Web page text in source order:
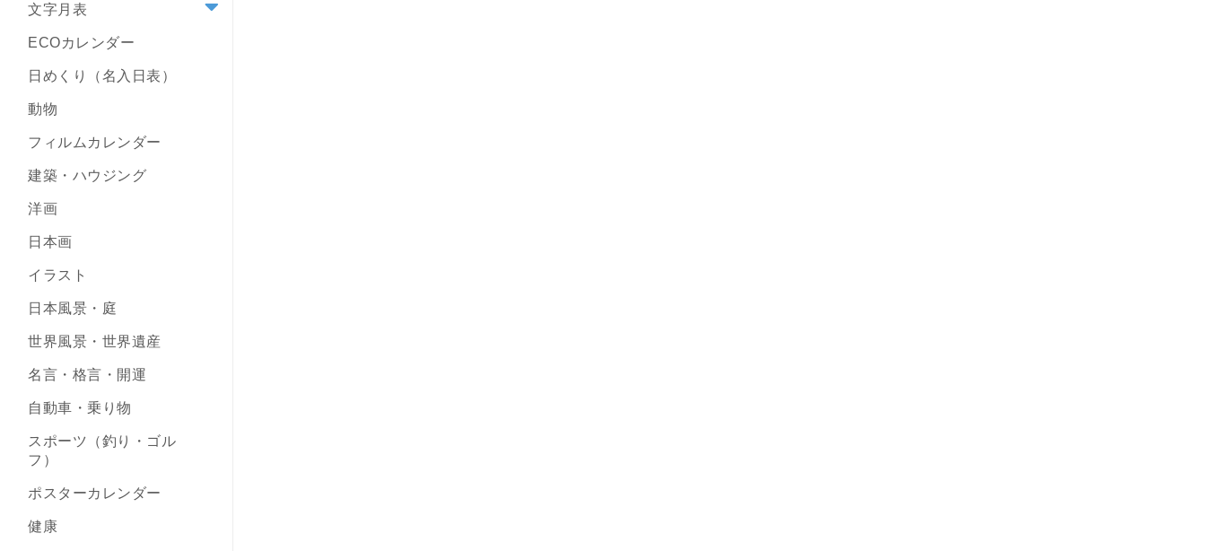
文字月表
ECOカレンダー
日めくり（名入日表）
動物
フィルムカレンダー
建築・ハウジング
洋画
日本画
イラスト
日本風景・庭
世界風景・世界遺産
名言・格言・開運
自動車・乗り物
スポーツ（釣り・ゴル
フ）
ポスターカレンダー
健康